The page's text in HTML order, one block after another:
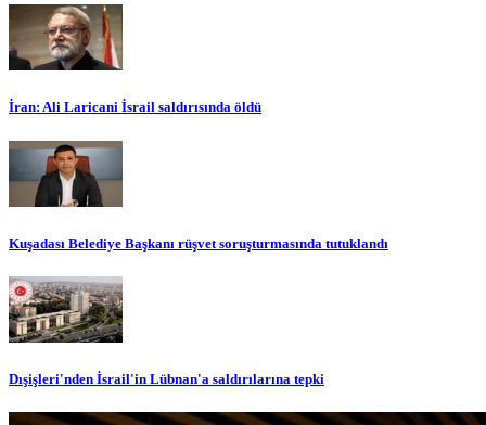
İran: Ali Laricani İsrail saldırısında öldü
Kuşadası Belediye Başkanı rüşvet soruşturmasında tutuklandı
Dışişleri'nden İsrail'in Lübnan'a saldırılarına tepki